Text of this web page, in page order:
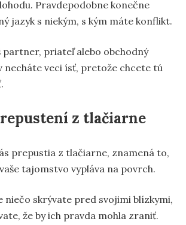
Pravdepodobne konečne
jazyk s niekým, s kým máte konflikt.
partner, priateľ alebo obchodný
veci ísť, pretože chcete tú
z tlačiarne
prepustia z tlačiarne, znamená to,
tajomstvo vypláva na povrch.
niečo skrývate pred svojimi blízkymi,
že by ich pravda mohla zraniť.